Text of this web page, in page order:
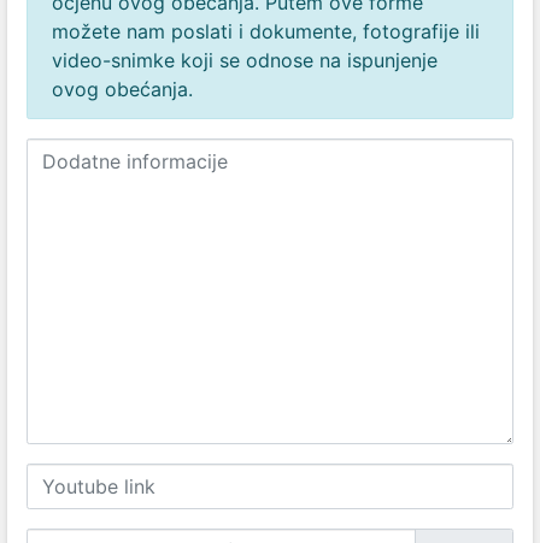
možete nam poslati i dokumente, fotografije ili
video-snimke koji se odnose na ispunjenje
ovog obećanja.